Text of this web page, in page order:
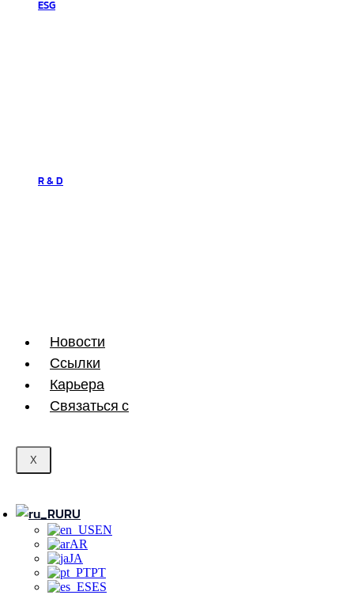
ESG
R & D
Новости
Ссылки
Карьера
Связаться с
X
RU
EN
AR
JA
PT
ES